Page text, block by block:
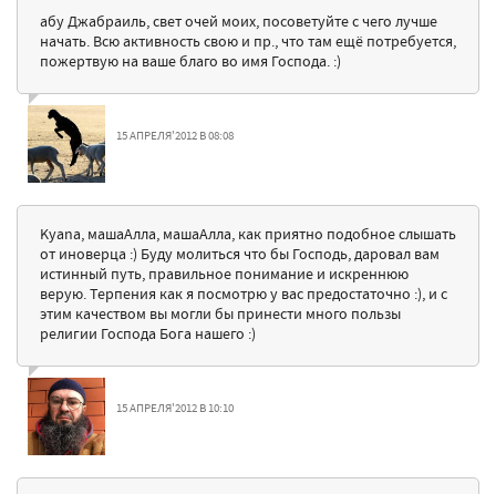
абу Джабраиль, свет очей моих, посоветуйте с чего лучше
начать. Всю активность свою и пр., что там ещё потребуется,
пожертвую на ваше благо во имя Господа. :)
15 АПРЕЛЯ'2012 В 08:08
Kyana, машаАлла, машаАлла, как приятно подобное слышать
от иноверца :) Буду молиться что бы Господь, даровал вам
истинный путь, правильное понимание и искреннюю
верую. Терпения как я посмотрю у вас предостаточно :), и с
этим качеством вы могли бы принести много пользы
религии Господа Бога нашего :)
15 АПРЕЛЯ'2012 В 10:10